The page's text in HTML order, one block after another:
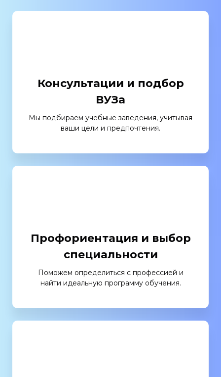
Консультации и подбор
ВУЗа
Мы подбираем учебные заведения, учитывая
ваши цели и предпочтения.
Профориентация и выбор
специальности
Поможем определиться с профессией и
найти идеальную программу обучения.